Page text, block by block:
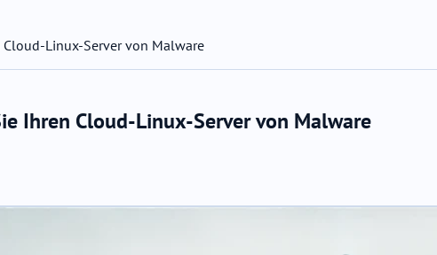
Linux-Server von Malware
Ihren Cloud-Linux-Server von Malware